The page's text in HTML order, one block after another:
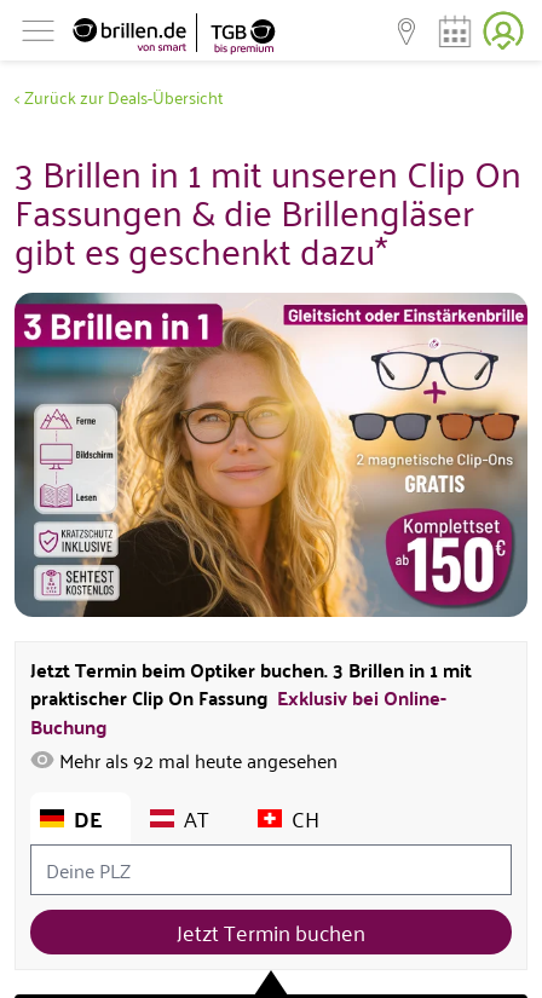
< Zurück zur Deals-Übersicht
3 Brillen in 1 mit unseren Clip On
Fassungen & die Brillengläser
gibt es geschenkt dazu*
Jetzt Termin beim Optiker buchen. 3 Brillen in 1 mit
praktischer Clip On Fassung Exklusiv bei Online-
Buchung
Mehr als92 mal heute angesehen
DE AT CH
Jetzt Termin buchen